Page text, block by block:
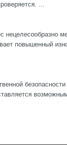
...
повышенный